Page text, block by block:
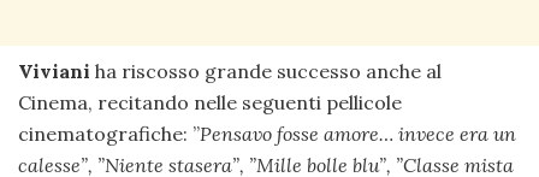
Viviani ha riscosso grande successo anche al
Cinema, recitando nelle seguenti pellicole
cinematografiche: ”Pensavo fosse amore… invece era un
calesse”, ”Niente stasera”, ”Mille bolle blu”, ”Classe mista